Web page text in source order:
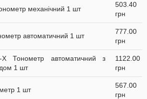
механічний 1 шт
503.40
грн
автоматичний 1 шт
777.00
грн
X Тонометр автоматичний з
1 шт
1122.00
грн
1 шт
567.00
грн